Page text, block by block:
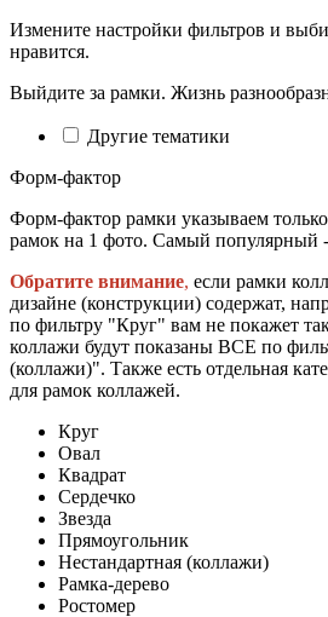
Измените настройки фильтров и
нравится.
Выйдите за рамки. Жизнь
Другие тематики
Форм-фактор
Форм-фактор рамки указываем
рамок на 1 фото. Самый популярный
Обратите внимание, если рамки
дизайне (конструкции) содержат,
по фильтру "Круг" вам не покажет
коллажи будут показаны ВСЕ по
(коллажи)". Также есть отдельная
для рамок коллажей.
Круг
Овал
Квадрат
Сердечко
Звезда
Прямоугольник
Нестандартная (коллажи)
Рамка-дерево
Ростомер